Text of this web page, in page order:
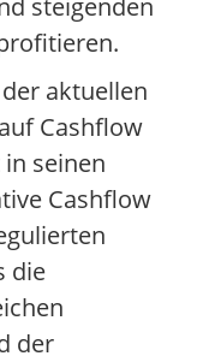
steigenden
aktuellen
Cashflow
seinen
Cashflow
die
der